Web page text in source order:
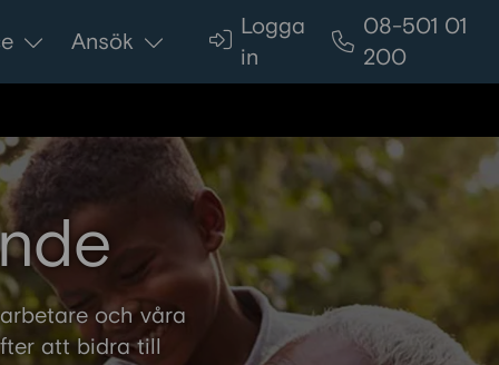
Ansök
Logga
in
08-501 01
200
och våra
att bidra till